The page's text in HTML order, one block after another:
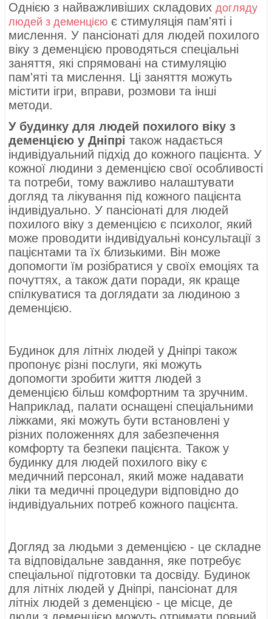
Однією з найважливіших складових догляду
людей з деменцієює стимуляція пам'яті і
мислення. У пансіонаті для людей похилого
віку з деменцією проводяться спеціальні
заняття, які спрямовані на стимуляцію
пам'яті та мислення. Ці заняття можуть
містити ігри, вправи, розмови та інші
методи.
У будинку для людей похилого віку з
деменцією у Дніпрі також надається
індивідуальний підхід до кожного пацієнта. У
кожної людини з деменцією свої особливості
та потреби, тому важливо налаштувати
догляд та лікування під кожного пацієнта
індивідуально. У пансіонаті для людей
похилого віку з деменцією є психолог, який
може проводити індивідуальні консультації з
пацієнтами та їх близькими. Він може
допомогти їм розібратися у своїх емоціях та
почуттях, а також дати поради, як краще
спілкуватися та доглядати за людиною з
деменцією.
Будинок для літніх людей у ​​Дніпрі також
пропонує різні послуги, які можуть
допомогти зробити життя людей з
деменцією більш комфортним та зручним.
Наприклад, палати оснащені спеціальними
ліжками, які можуть бути встановлені у
різних положеннях для забезпечення
комфорту та безпеки пацієнта. Також у
будинку для людей похилого віку є
медичний персонал, який може надавати
ліки та медичні процедури відповідно до
індивідуальних потреб кожного пацієнта.
Догляд за людьми з деменцією - це складне
та відповідальне завдання, яке потребує
спеціальної підготовки та досвіду. Будинок
для літніх людей у ​​Дніпрі, пансіонат для
літніх людей з деменцією - це місце, де